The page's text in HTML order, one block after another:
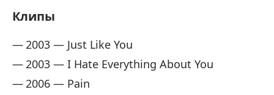
Клипы
2003 — Just Like You
2003 — I Hate Everything About You
2006 — Pain